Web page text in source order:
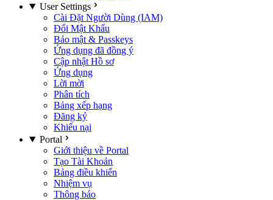
User Settings
Cài Đặt Người Dùng (IAM)
Đổi Mật Khẩu
Bảo mật & Passkeys
Ứng dụng đã đồng ý
Cập nhật Hồ sơ
Ứng dụng
Lời mời
Phân tích
Bảng xếp hạng
Đăng ký
Khiếu nại
Portal
Giới thiệu về Portal
Tạo Tài Khoản
Bảng điều khiển
Nhiệm vụ
Thông báo